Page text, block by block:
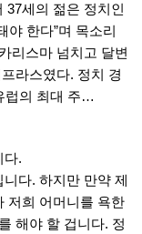
37세의 젊은 정치인
야 한다”며 목소리
리스마 넘치고 달변
라스였다. 정치 경
럽의 최대 주…
다.
다. 하지만 만약 제
저희 어머니를 욕한
해야 할 겁니다. 정